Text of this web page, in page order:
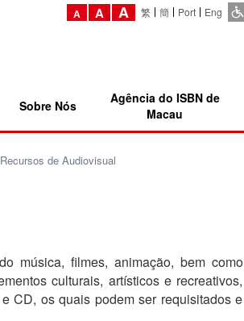
A A A 繁 簡 Port Eng
Sobre Nós
Agência do ISBN de
Macau
Recursos de Audiovisual
música, filmes, animação, bem como
culturais, artísticos e recreativos,
CD, os quais podem ser requisitados e